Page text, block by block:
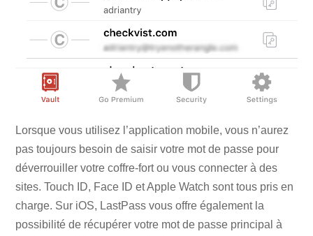
Lorsque vous utilisez l’application mobile, vous n’aurez
pas toujours besoin de saisir votre mot de passe pour
déverrouiller votre coffre-fort ou vous connecter à des
sites. Touch ID, Face ID et Apple Watch sont tous pris en
charge. Sur iOS, LastPass vous offre également la
possibilité de récupérer votre mot de passe principal à